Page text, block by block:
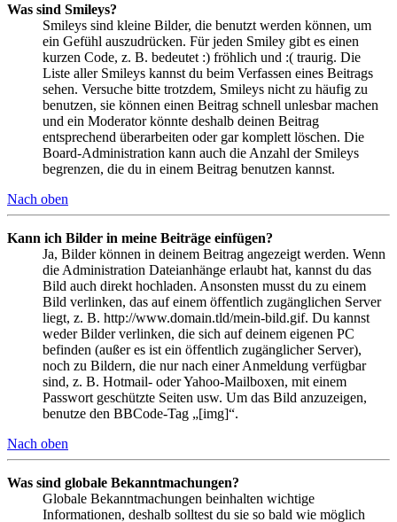
Was sind Smileys?
Smileys sind kleine Bilder, die benutzt werden können, um
ein Gefühl auszudrücken. Für jeden Smiley gibt es einen
kurzen Code, z. B. bedeutet :) fröhlich und :( traurig. Die
Liste aller Smileys kannst du beim Verfassen eines Beitrags
sehen. Versuche bitte trotzdem, Smileys nicht zu häufig zu
benutzen, sie können einen Beitrag schnell unlesbar machen
und ein Moderator könnte deshalb deinen Beitrag
entsprechend überarbeiten oder gar komplett löschen. Die
Board-Administration kann auch die Anzahl der Smileys
begrenzen, die du in einem Beitrag benutzen kannst.
Nach oben
Kann ich Bilder in meine Beiträge einfügen?
Ja, Bilder können in deinem Beitrag angezeigt werden. Wenn
die Administration Dateianhänge erlaubt hat, kannst du das
Bild auch direkt hochladen. Ansonsten musst du zu einem
Bild verlinken, das auf einem öffentlich zugänglichen Server
liegt, z. B. http://www.domain.tld/mein-bild.gif. Du kannst
weder Bilder verlinken, die sich auf deinem eigenen PC
befinden (außer es ist ein öffentlich zugänglicher Server),
noch zu Bildern, die nur nach einer Anmeldung verfügbar
sind, z. B. Hotmail- oder Yahoo-Mailboxen, mit einem
Passwort geschützte Seiten usw. Um das Bild anzuzeigen,
benutze den BBCode-Tag „[img]“.
Nach oben
Was sind globale Bekanntmachungen?
Globale Bekanntmachungen beinhalten wichtige
Informationen, deshalb solltest du sie so bald wie möglich